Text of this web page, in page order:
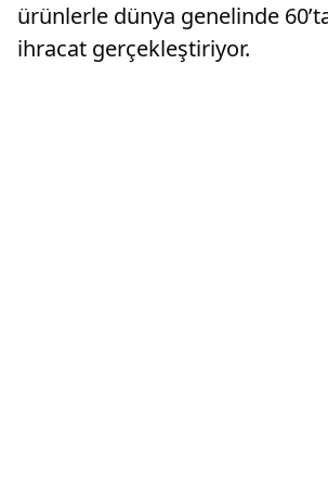
ürünlerle dünya genelinde
ihracat gerçekleştiriyor.